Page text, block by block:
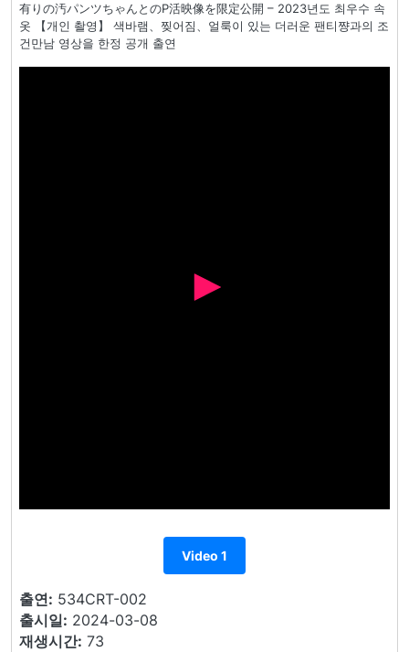
有りの汚パンツちゃんとのP活映像を限定公開 – 2023년도 최우수 속
옷 【개인 촬영】 색바램、찢어짐、얼룩이 있는 더러운 팬티쨩과의 조
건만남 영상을 한정 공개 출연
Video 1
출연: 534CRT-002
출시일: 2024-03-08
재생시간: 73